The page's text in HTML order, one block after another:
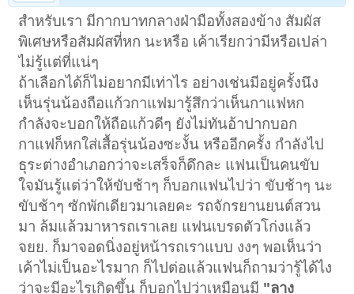
สำหรับเรา มีกากบาทกลางฝ่ามือทั้งสองข้าง สัมผัส
พิเศษหรือสัมผัสที่หก นะหรือ เค้าเรียกว่ามีหรือเปล่า
ไม่รู้แต่ที่แน่ๆ
ถ้าเลือกได้ก็ไม่อยากมีเท่าไร อย่างเช่นมีอยู่ครั้งนึง
เห็นรุ่นน้องถือแก้วกาแฟมารู้สึกว่าเห็นกาแฟหก
กำลังจะบอกให้ถือแก้วดีๆ ยังไม่ทันอ้าปากบอก
กาแฟก็หกใส่เสื้อรุ่นน้องซะงั้น หรืออีกครั้ง กำลังไป
ธุระต่างอำเภอกว่าจะเสร็จก็ดึกละ แฟนเป็นคนขับ
ใจมันรู้แต่ว่าให้ขับช้าๆ ก็บอกแฟนไปว่า ขับช้าๆ นะ
ขับช้าๆ ซักพักเดียวมาเลยคะ รถจักรยานยนต์สวน
มา ล้มแล้วมาหารถเราเลย แฟนเบรดตัวโก่งแล้ว
จยย. ก็มาจอดนิ่งอยู่หน้ารถเราแบบ งงๆ พอเห็นว่า
เค้าไม่เป็นอะไรมาก ก็ไปต่อแล้วแฟนก็ถามว่ารู้ได้ไง
ว่าจะมีอะไรเกิดขึ้น ก็บอกไปว่าเหมือนมี "ลาง